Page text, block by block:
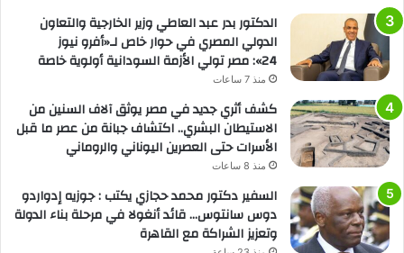
الدكتور بدر عبد العاطي وزير الخارجية والتعاون
الدولي المصري في حوار خاص لـ«أفرو نيوز
24»: مصر تولي الأزمة السودانية أولوية خاصة
منذ 7 ساعات
كشف أثري جديد في مصر يوثق آلاف السنين من
الاستيطان البشري.. اكتشاف جبانة من عصر ما قبل
الأسرات حتى العصرين اليوناني والروماني
منذ 8 ساعات
السفير دكتور محمد حجازي يكتب : جوزيه إدواردو
دوس سانتوس… قائد أنغولا في مرحلة بناء الدولة
وتعزيز الشراكة مع القاهرة